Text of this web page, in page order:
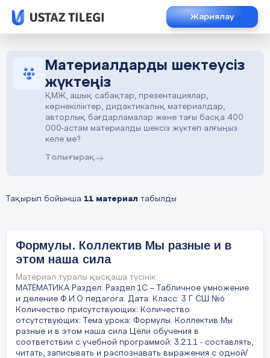
Жариялау
Материалдарды шектеусіз
жүктеңіз
ҚМЖ, ашық сабақтар, презентациялар,
көрнекіліктер, дидактикалық материалдар,
авторлық бағдарламалар және тағы басқа 400
000-астам материалды шексіз жүктеп алғыңыз
келе ме?
Толығырақ
Тақырып бойынша 11 материал табылды
Формулы. Коллектив Мы разные и в
этом наша сила
Материал туралы қысқаша түсінік
МАТЕМАТИКА Раздел: Раздел 1С – Табличное умножение
и деление Ф.И.О педагога: Дата: Класс: 3 Г СШ №6
Количество присутствующих: Количество
отсутствующих: Тема урока: Формулы. Коллектив Мы
разные и в этом наша сила Цели обучения в
соответствии с учебной программой: 3.2.1.1 - составлять,
читать, записывать и распознавать выражения с одной/